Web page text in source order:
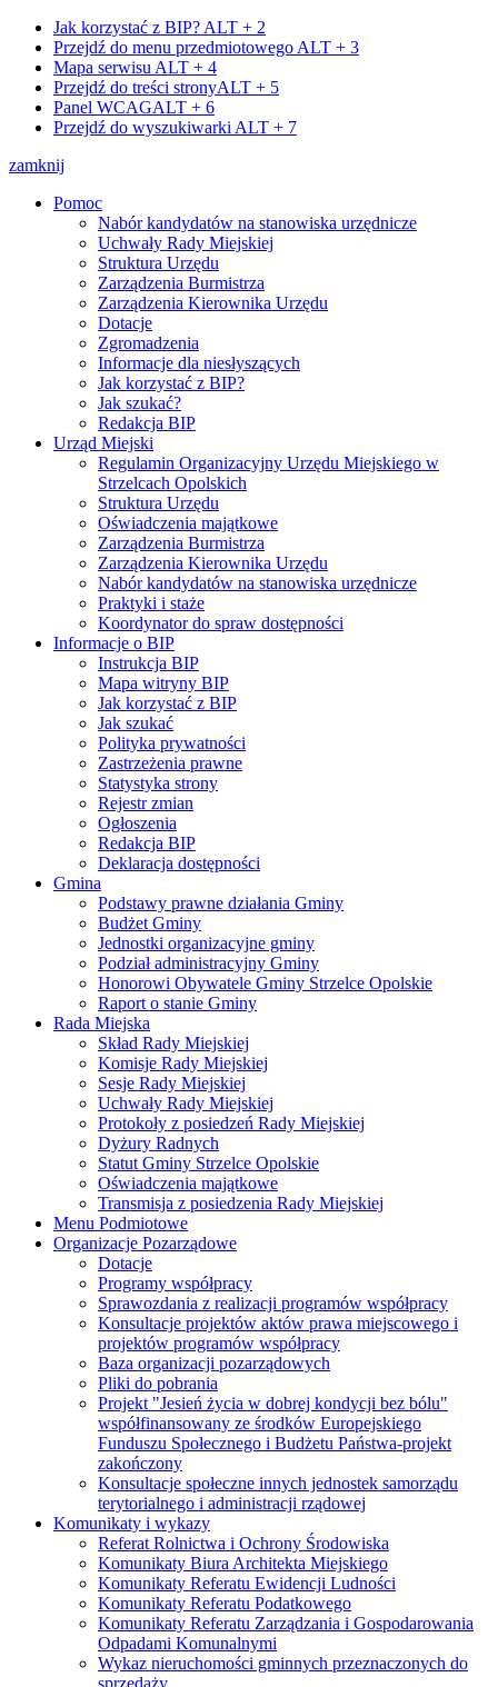
Jak korzystać z BIP? ALT + 2
Przejdź do menu przedmiotowego ALT + 3
Mapa serwisu ALT + 4
Przejdź do treści stronyALT + 5
Panel WCAGALT + 6
Przejdź do wyszukiwarki ALT + 7
zamknij
Pomoc
Nabór kandydatów na stanowiska urzędnicze
Uchwały Rady Miejskiej
Struktura Urzędu
Zarządzenia Burmistrza
Zarządzenia Kierownika Urzędu
Dotacje
Zgromadzenia
Informacje dla niesłyszących
Jak korzystać z BIP?
Jak szukać?
Redakcja BIP
Urząd Miejski
Regulamin Organizacyjny Urzędu Miejskiego w
Strzelcach Opolskich
Struktura Urzędu
Oświadczenia majątkowe
Zarządzenia Burmistrza
Zarządzenia Kierownika Urzędu
Nabór kandydatów na stanowiska urzędnicze
Praktyki i staże
Koordynator do spraw dostępności
Informacje o BIP
Instrukcja BIP
Mapa witryny BIP
Jak korzystać z BIP
Jak szukać
Polityka prywatności
Zastrzeżenia prawne
Statystyka strony
Rejestr zmian
Ogłoszenia
Redakcja BIP
Deklaracja dostępności
Gmina
Podstawy prawne działania Gminy
Budżet Gminy
Jednostki organizacyjne gminy
Podział administracyjny Gminy
Honorowi Obywatele Gminy Strzelce Opolskie
Raport o stanie Gminy
Rada Miejska
Skład Rady Miejskiej
Komisje Rady Miejskiej
Sesje Rady Miejskiej
Uchwały Rady Miejskiej
Protokoły z posiedzeń Rady Miejskiej
Dyżury Radnych
Statut Gminy Strzelce Opolskie
Oświadczenia majątkowe
Transmisja z posiedzenia Rady Miejskiej
Menu Podmiotowe
Organizacje Pozarządowe
Dotacje
Programy współpracy
Sprawozdania z realizacji programów współpracy
Konsultacje projektów aktów prawa miejscowego i
projektów programów współpracy
Baza organizacji pozarządowych
Pliki do pobrania
Projekt "Jesień życia w dobrej kondycji bez bólu"
współfinansowany ze środków Europejskiego
Funduszu Społecznego i Budżetu Państwa-projekt
zakończony
Konsultacje społeczne innych jednostek samorządu
terytorialnego i administracji rządowej
Komunikaty i wykazy
Referat Rolnictwa i Ochrony Środowiska
Komunikaty Biura Architekta Miejskiego
Komunikaty Referatu Ewidencji Ludności
Komunikaty Referatu Podatkowego
Komunikaty Referatu Zarządzania i Gospodarowania
Odpadami Komunalnymi
Wykaz nieruchomości gminnych przeznaczonych do
sprzedaży